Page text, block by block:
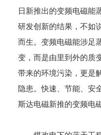
日新推出的变频电磁能
研发创新的结果，不如
而生。变频电磁能涉足
变，而是由里到外的质
带来的环境污染，更是
隐患。快速、节能、安
斯达电磁新推的变频电